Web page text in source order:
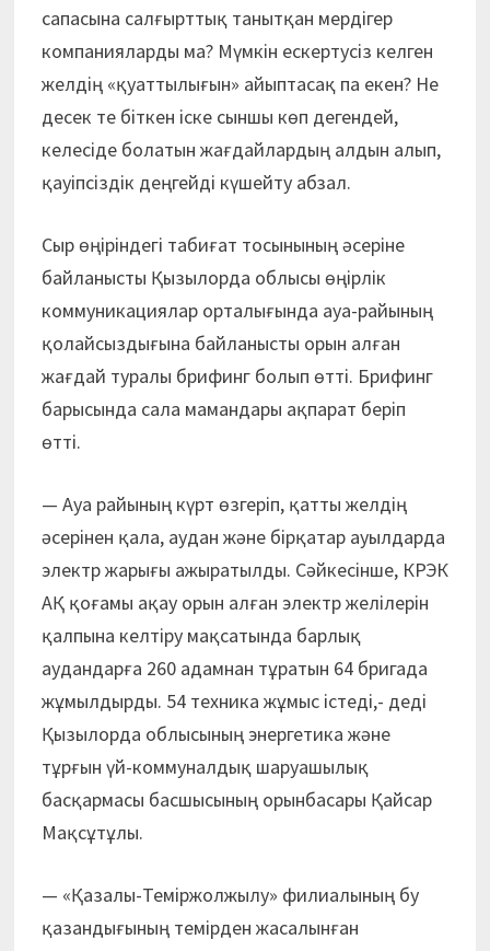
сапасына салғырт­тық танытқан мердігер
компанияларды ма? Мүмкін ескертусіз келген
желдің «қуаттылығын» айыптасақ па екен? Не
десек те біткен іске сыншы көп дегендей,
келесіде болатын жағдайлардың алдын алып,
қауіпсіздік деңгейді күшейту абзал.
Сыр өңіріндегі табиғат тосынының әсеріне
байланысты Қызылорда облысы өңірлік
коммуникациялар орталығында ауа-райының
қолайсыздығына байланысты орын алған
жағдай туралы брифинг болып өтті. Брифинг
барысында сала мамандары ақпарат беріп
өтті.
— Ауа райының күрт өзгеріп, қатты желдің
әсерінен қала, аудан және бірқатар ауылдарда
электр жарығы ажыратылды. Сәйкесінше, КРЭК
АҚ қоғамы ақау орын алған электр желілерін
қалпына келтіру мақсатында барлық
аудандарға 260 адамнан тұратын 64 бригада
жұмылдырды. 54 техника жұмыс істеді,- деді
Қызылорда облысының энергетика және
тұрғын үй-коммуналдық шаруашылық
басқармасы басшысының орынбасары Қайсар
Мақсұтұлы.
— «Қазалы-Теміржолжылу» филиалының бу
қазандығының темірден жасалынған